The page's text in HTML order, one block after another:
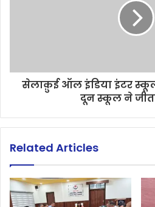
सेलाक़ुई ऑल इंडिया इंटर
दून स्कूल ने
Related Articles